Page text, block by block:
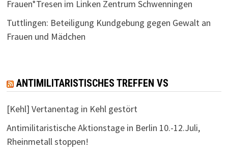
Frauen*Tresen im Linken Zentrum Schwenningen
Tuttlingen: Beteiligung Kundgebung gegen Gewalt an
Frauen und Mädchen
ANTIMILITARISTISCHES TREFFEN VS
[Kehl] Vertanentag in Kehl gestört
Antimilitaristische Aktionstage in Berlin 10.-12.Juli,
Rheinmetall stoppen!